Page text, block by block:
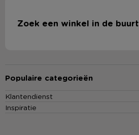
Zoek een winkel in de buurt
Populaire categorieën
Klantendienst
Inspiratie